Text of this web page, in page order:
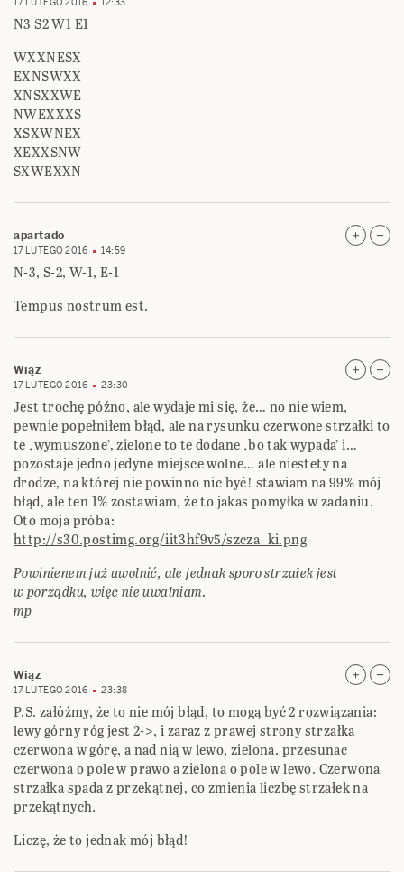
17 LUTEGO 2016 12:33
N3 S2 W1 E1
WXXNESX
EXNSWXX
XNSXXWE
NWEXXXS
XSXWNEX
XEXXSNW
SXWEXXN
apartado
17 LUTEGO 2016 14:59
N-3, S-2, W-1, E-1
Tempus nostrum est.
Wiąz
17 LUTEGO 2016 23:30
Jest trochę późno, ale wydaje mi się, że… no nie wiem,
pewnie popełniłem błąd, ale na rysunku czerwone strzałki to
te ‚wymuszone’, zielone to te dodane ‚bo tak wypada’ i…
pozostaje jedno jedyne miejsce wolne… ale niestety na
drodze, na której nie powinno nic być! stawiam na 99% mój
błąd, ale ten 1% zostawiam, że to jakas pomyłka w zadaniu.
Oto moja próba:
http://s30.postimg.org/iit3hf9v5/szcza_ki.png
Powinienem już uwolnić, ale jednak sporo strzałek jest
w porządku, więc nie uwalniam.
mp
Wiąz
17 LUTEGO 2016 23:38
P.S. załóżmy, że to nie mój błąd, to mogą być 2 rozwiązania:
lewy górny róg jest 2->, i zaraz z prawej strony strzałka
czerwona w górę, a nad nią w lewo, zielona. przesunac
czerwona o pole w prawo a zielona o pole w lewo. Czerwona
strzałka spada z przekątnej, co zmienia liczbę strzałek na
przekątnych.
Liczę, że to jednak mój błąd!